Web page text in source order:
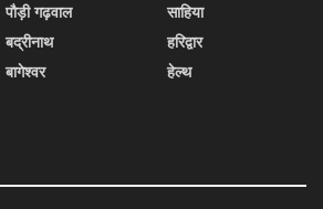
पौड़ी गढ़वाल
बद्रीनाथ
बागेश्वर
साहिया
हरिद्वार
हेल्थ